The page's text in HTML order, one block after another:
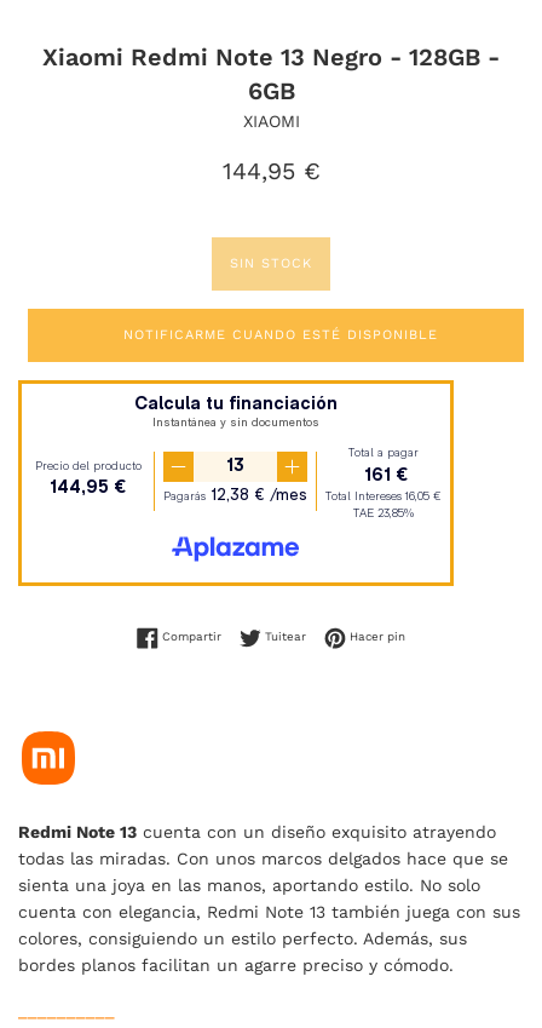
Xiaomi Redmi Note 13 Negro - 128GB -
6GB
XIAOMI
Precio
144,95 €
SIN STOCK
NOTIFICARME CUANDO ESTÉ DISPONIBLE
CompartirCompartir en Facebook
TuitearTuitear en Twitter
Hacer pinPinear en Pinterest
Redmi Note 13 cuenta con un diseño exquisito atrayendo
todas las miradas. Con unos marcos delgados hace que se
sienta una joya en las manos, aportando estilo. No solo
cuenta con elegancia, Redmi Note 13 también juega con sus
colores, consiguiendo un estilo perfecto. Además, sus
bordes planos facilitan un agarre preciso y cómodo.